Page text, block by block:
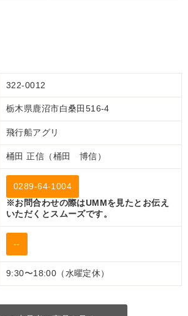
322-0012
栃木県鹿沼市白桑田516-4
飛行船アグリ
桶田 正信（桶田 博信）
0289-64-1004
※お問合わせの際はUMMを見たとお伝え
いただくとスムーズです。
--
9:30〜18:00（水曜定休）